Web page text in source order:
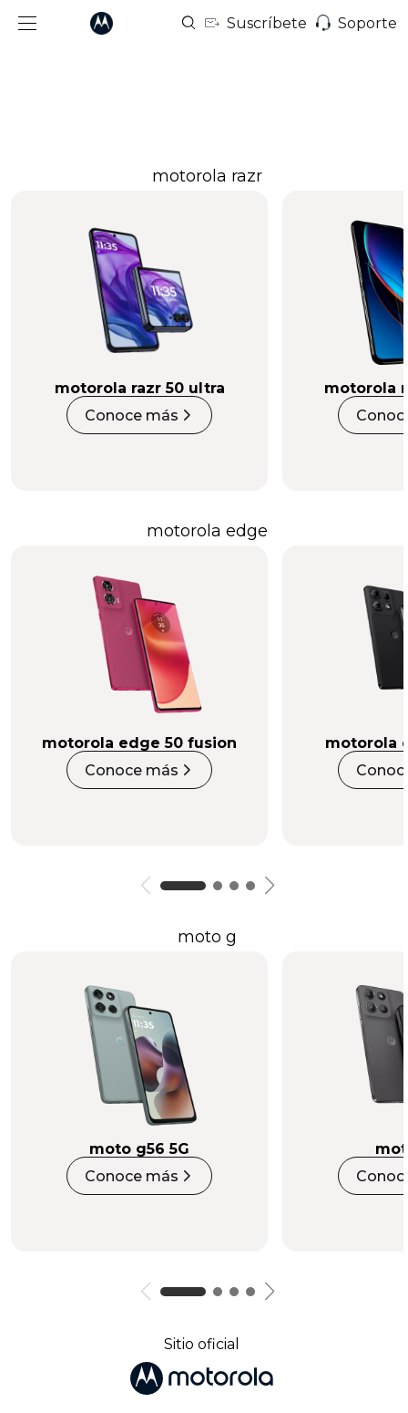
Suscríbete Soporte
motorola razr
motorola razr 50 ultra
Conoce más
motorola
motorola edge
motorola edge 50 fusion
Conoce más
motorola
moto g
moto g56 5G
Conoce más
Sitio oficial